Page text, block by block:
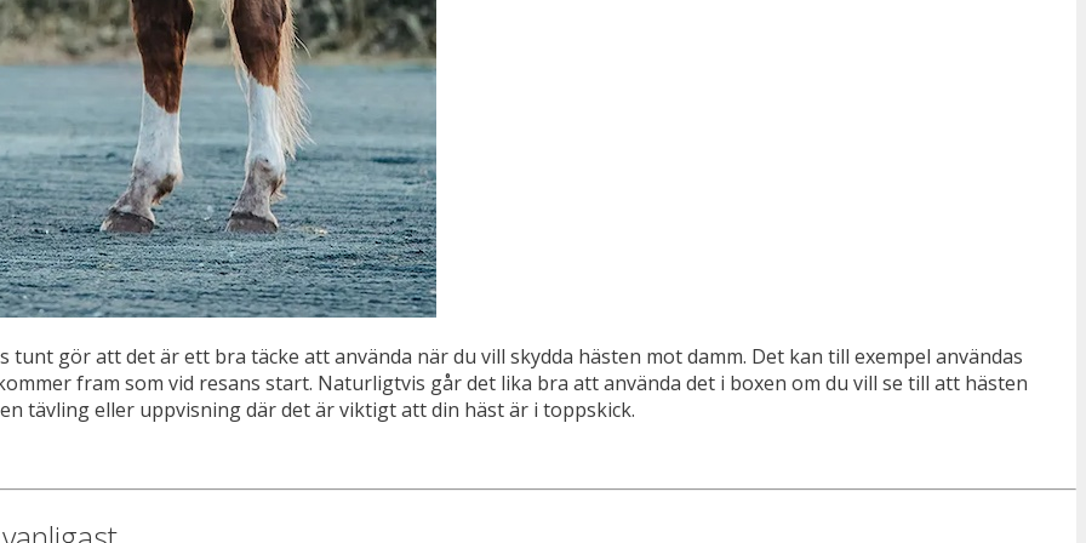
gör att det är ett bra täcke att använda när du vill skydda hästen mot damm. Det kan till exempel användas
fram som vid resans start. Naturligtvis går det lika bra att använda det i boxen om du vill se till att hästen
tävling eller uppvisning där det är viktigt att din häst är i toppskick.